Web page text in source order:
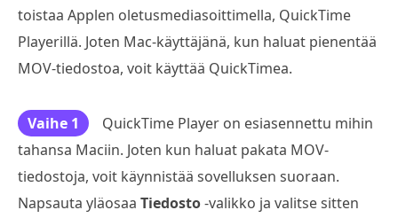
toistaa Applen oletusmediasoittimella, QuickTime
Playerillä. Joten Mac-käyttäjänä, kun haluat pienentää
MOV-tiedostoa, voit käyttää QuickTimea.
Vaihe 1
QuickTime Player on esiasennettu mihin
tahansa Maciin. Joten kun haluat pakata MOV-
tiedostoja, voit käynnistää sovelluksen suoraan.
Napsauta yläosaa Tiedosto-valikko ja valitse sitten